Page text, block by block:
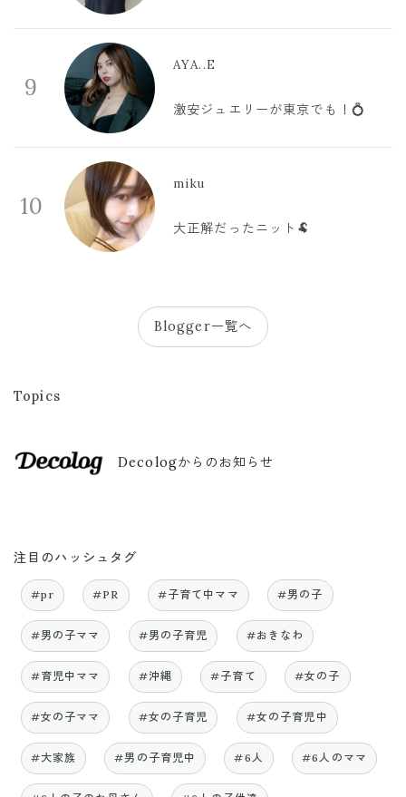
9
AYA..E
激安ジュエリーが東京でも！💍
10
miku
大正解だったニット🐏
Blogger一覧へ
Topics
Decologからのお知らせ
注目のハッシュタグ
#pr #PR #子育て中ママ #男の子
#男の子ママ #男の子育児 #おきなわ
#育児中ママ #沖縄 #子育て #女の子
#女の子ママ #女の子育児 #女の子育児中
#大家族 #男の子育児中 #6人 #6人のママ